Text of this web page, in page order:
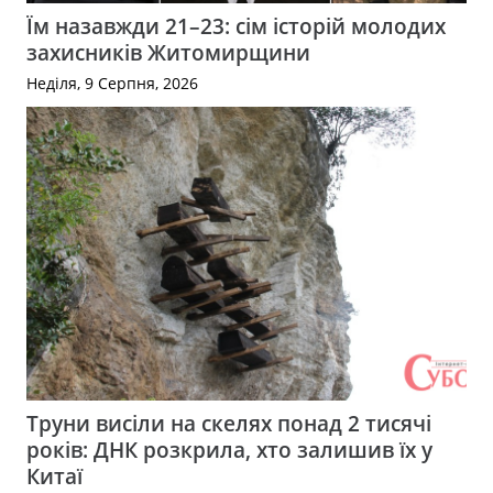
Їм назавжди 21–23: сім історій молодих
захисників Житомирщини
Неділя, 9 Серпня, 2026
Труни висіли на скелях понад 2 тисячі
років: ДНК розкрила, хто залишив їх у
Китаї